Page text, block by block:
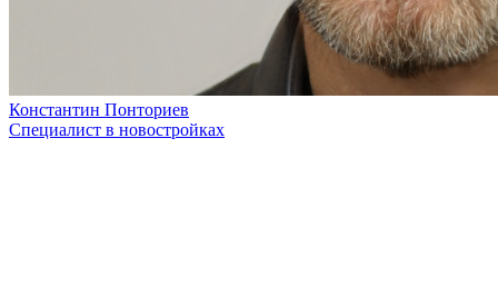
Константин Понториев
Специалист в новостройках